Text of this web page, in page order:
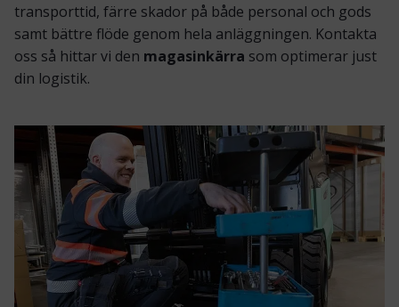
transporttid, färre skador på både personal och gods
samt bättre flöde genom hela anläggningen. Kontakta
oss så hittar vi den magasinkärra som optimerar just
din logistik.